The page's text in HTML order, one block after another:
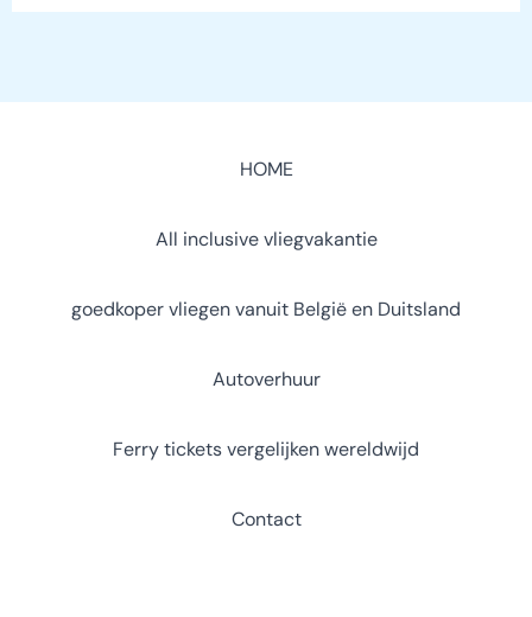
HOME
All inclusive vliegvakantie
goedkoper vliegen vanuit België en Duitsland
Autoverhuur
Ferry tickets vergelijken wereldwijd
Contact